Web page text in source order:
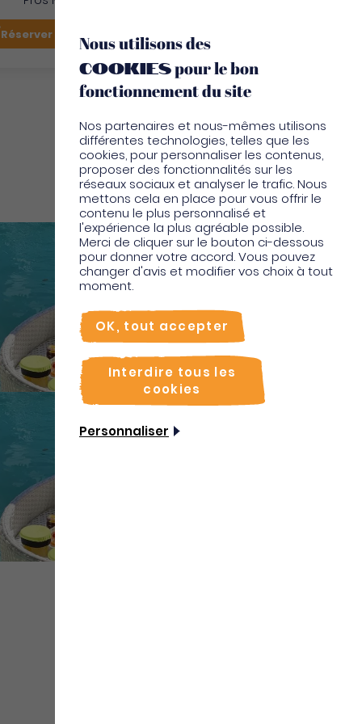
Réserver mon vol Je suis sur place
Bien être
Nous utilisons des
cookiespour le bon
fonctionnement du site
Nos partenaires et nous-mêmes utilisons
différentes technologies, telles que les
cookies, pour personnaliser les contenus,
proposer des fonctionnalités sur les
réseaux sociaux et analyser le trafic. Nous
mettons cela en place pour vous offrir le
contenu le plus personnalisé et
l'expérience la plus agréable possible.
Merci de cliquer sur le bouton ci-dessous
pour donner votre accord. Vous pouvez
changer d'avis et modifier vos choix à tout
moment.
OK, tout accepter
Interdire tous les
cookies
Personnaliser